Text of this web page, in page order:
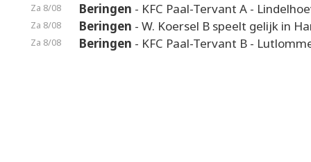
Za 8/08 Beringen - KFC Paal-Tervant A -
Za 8/08 Beringen - W. Koersel B speelt gelijk in
Za 8/08 Beringen - KFC Paal-Tervant B -